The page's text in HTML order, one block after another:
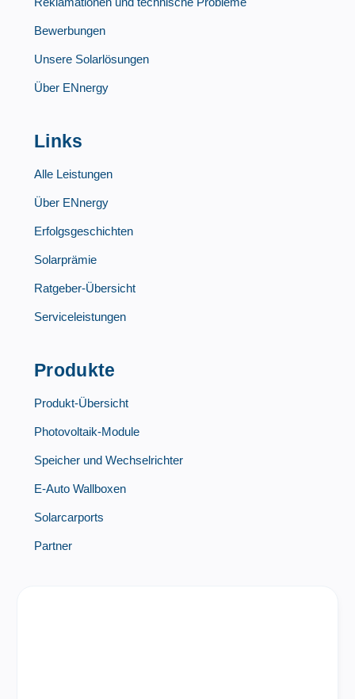
Produkte
Produkt-Übersicht
Photovoltaik-Module
Speicher und Wechselrichter
E-Auto Wallboxen
Solarcarports
Partner
Links
Alle Leistungen
Über ENnergy
Erfolgsgeschichten
Solarprämie
Ratgeber-Übersicht
Serviceleistungen
Bewerbungen
Unsere Solarlösungen
Über ENnergy